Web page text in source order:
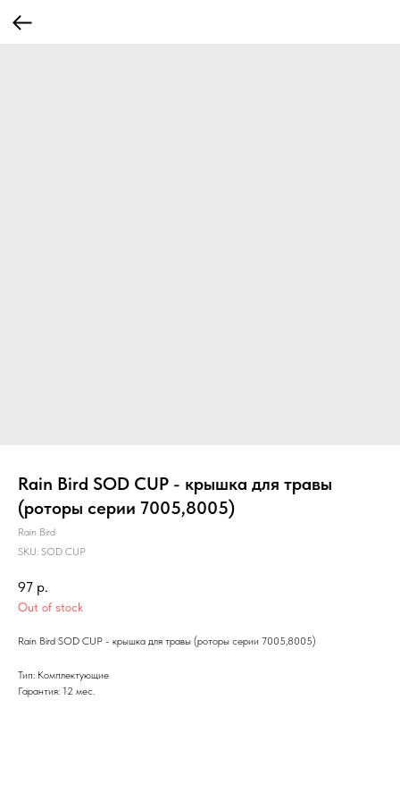
Rain Bird SOD CUP - крышка для травы
(роторы серии 7005,8005)
Rain Bird
SKU: SOD CUP
97 р.
Out of stock
Rain Bird SOD CUP - крышка для травы (роторы серии 7005,8005)
Тип: Комплектующие
Гарантия: 12 мес.